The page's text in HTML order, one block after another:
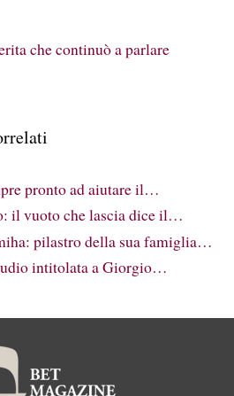
che continuò a parlare
pronto ad aiutare il…
il vuoto che lascia dice il…
pilastro della sua famiglia…
intitolata a Giorgio…